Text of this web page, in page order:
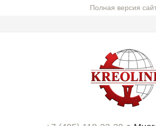
Полная версия